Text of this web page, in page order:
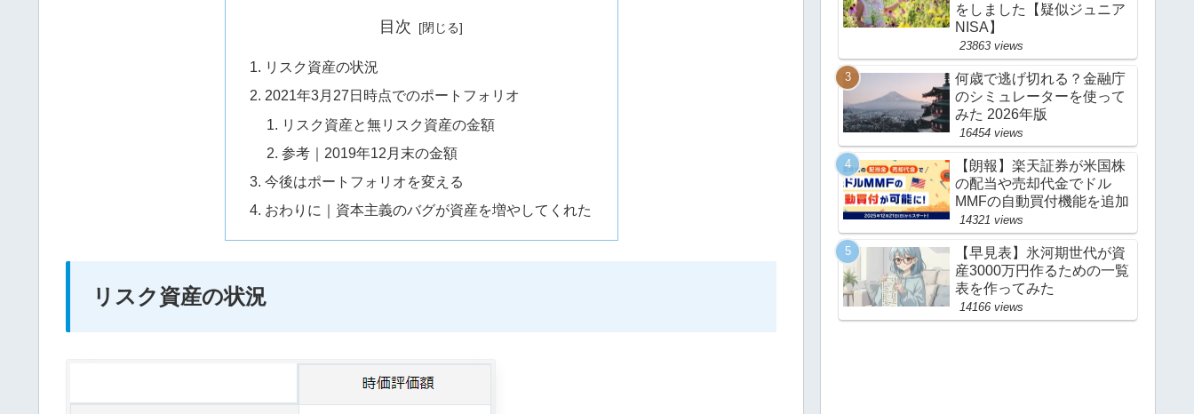
目次
リスク資産の状況
2021年3月27日時点でのポートフォリオ
リスク資産と無リスク資産の金額
参考｜2019年12月末の金額
今後はポートフォリオを変える
おわりに｜資本主義のバグが資産を増やしてくれた
リスク資産の状況
をしました【疑似ジュニア
NISA】
23863 views
何歳で逃げ切れる？金融庁
のシミュレーターを使って
みた 2026年版
16454 views
【朗報】楽天証券が米国株
の配当や売却代金でドル
MMFの自動買付機能を追加
14321 views
【早見表】氷河期世代が資
産3000万円作るための一覧
表を作ってみた
14166 views